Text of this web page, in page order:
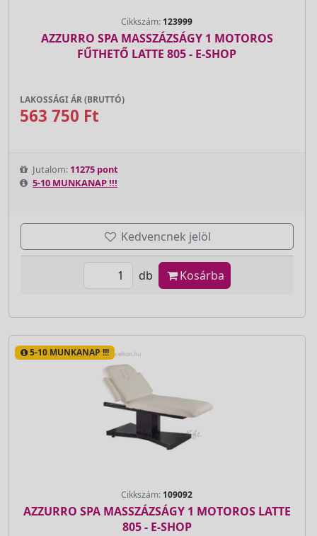
Cikkszám: 123999
AZZURRO SPA MASSZÁZSÁGY 1 MOTOROS
FŰTHETŐ LATTE 805 - E-SHOP
LAKOSSÁGI ÁR (BRUTTÓ)
563 750 Ft
Jutalom: 11275 pont
5-10 MUNKANAP !!!
Kedvencnek jelöl
db Kosárba
5-10 MUNKANAP !!!
Cikkszám: 109092
AZZURRO SPA MASSZÁZSÁGY 1 MOTOROS LATTE
805 - E-SHOP